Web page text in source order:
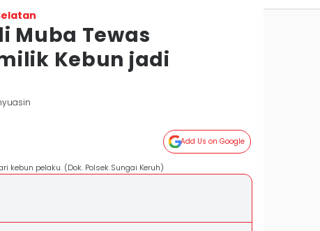
Muba Tewas
Kebun jadi
Add Us on Google
kebun pelaku. (Dok. Polsek Sungai Keruh)